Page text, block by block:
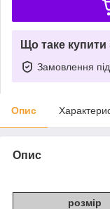
Що таке
Замовлення
Опис
Опис
розмір